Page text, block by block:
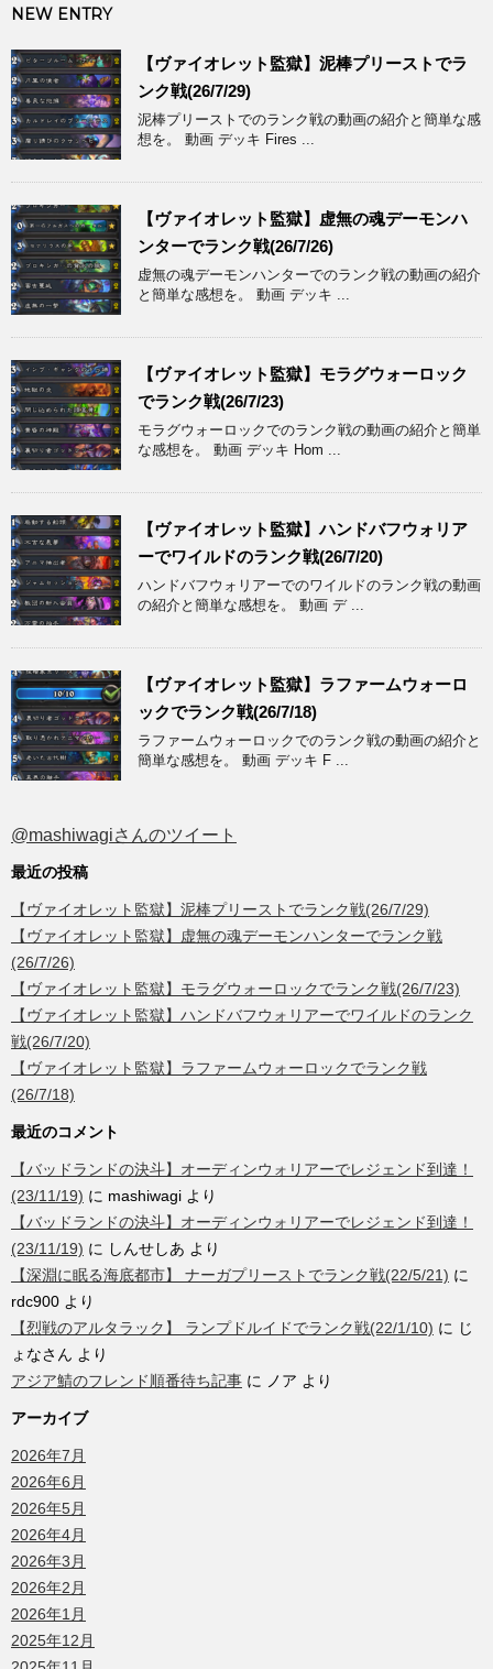
NEW ENTRY
【ヴァイオレット監獄】泥棒プリーストでラ
ンク戦(26/7/29)
泥棒プリーストでのランク戦の動画の紹介と簡単な感
想を。 動画 デッキ Fires ...
【ヴァイオレット監獄】虚無の魂デーモンハ
ンターでランク戦(26/7/26)
虚無の魂デーモンハンターでのランク戦の動画の紹介
と簡単な感想を。 動画 デッキ ...
【ヴァイオレット監獄】モラグウォーロック
でランク戦(26/7/23)
モラグウォーロックでのランク戦の動画の紹介と簡単
な感想を。 動画 デッキ Hom ...
【ヴァイオレット監獄】ハンドバフウォリア
ーでワイルドのランク戦(26/7/20)
ハンドバフウォリアーでのワイルドのランク戦の動画
の紹介と簡単な感想を。 動画 デ ...
【ヴァイオレット監獄】ラファームウォーロ
ックでランク戦(26/7/18)
ラファームウォーロックでのランク戦の動画の紹介と
簡単な感想を。 動画 デッキ F ...
@mashiwagiさんのツイート
最近の投稿
【ヴァイオレット監獄】泥棒プリーストでランク戦(26/7/29)
【ヴァイオレット監獄】虚無の魂デーモンハンターでランク戦
(26/7/26)
【ヴァイオレット監獄】モラグウォーロックでランク戦(26/7/23)
【ヴァイオレット監獄】ハンドバフウォリアーでワイルドのランク
戦(26/7/20)
【ヴァイオレット監獄】ラファームウォーロックでランク戦
(26/7/18)
最近のコメント
【バッドランドの決斗】オーディンウォリアーでレジェンド到達！
(23/11/19) に mashiwagi より
【バッドランドの決斗】オーディンウォリアーでレジェンド到達！
(23/11/19) に しんせしあ より
【深淵に眠る海底都市】 ナーガプリーストでランク戦(22/5/21) に
rdc900 より
【烈戦のアルタラック】 ランプドルイドでランク戦(22/1/10) に じ
ょなさん より
アジア鯖のフレンド順番待ち記事 に ノア より
アーカイブ
2026年7月
2026年6月
2026年5月
2026年4月
2026年3月
2026年2月
2026年1月
2025年12月